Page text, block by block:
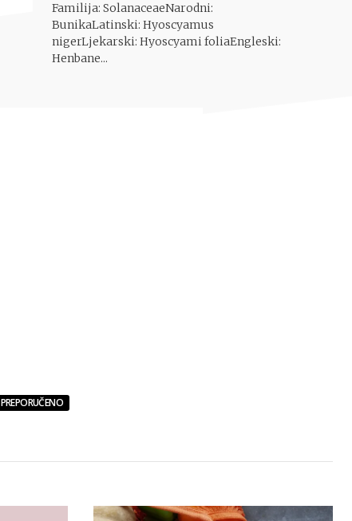
Familija: SolanaceaeNarodni:
BunikaLatinski: Hyoscyamus
nigerLjekarski: Hyoscyami foliaEngleski:
Henbane...
PREPORUČENO